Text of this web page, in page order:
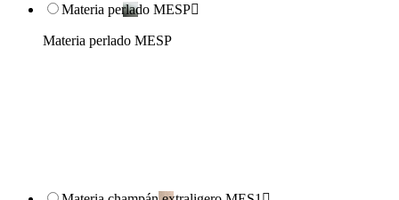
Materia perlado MESP
Materia perlado MESP